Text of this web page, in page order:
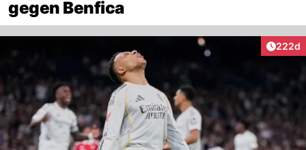
gegen Benfica
222d